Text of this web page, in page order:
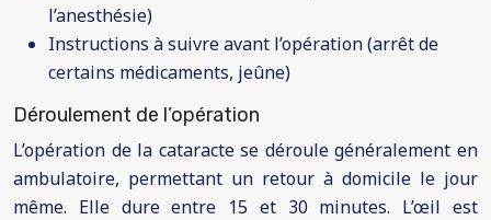
l’anesthésie)
Instructions à suivre avant l’opération (arrêt de
certains médicaments, jeûne)
Déroulement de l’opération
L’opération de la cataracte se déroule généralement en
ambulatoire, permettant un retour à domicile le jour
même. Elle dure entre 15 et 30 minutes. L’œil est